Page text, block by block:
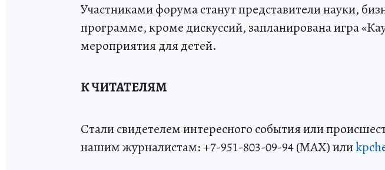
Участниками форума станут представители науки,
программе, кроме дискуссий, запланирована игра
мероприятия для детей.
К ЧИТАТЕЛЯМ
Стали свидетелем интересного события или
нашим журналистам: +7-951-803-09-94 (MAX) или